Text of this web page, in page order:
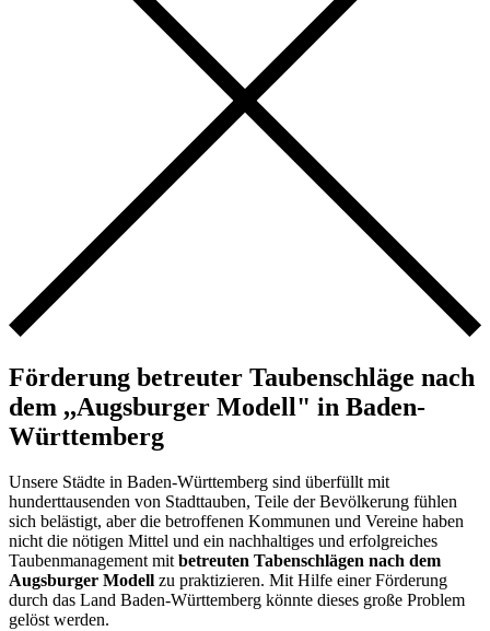
Förderung betreuter Taubenschläge nach
dem ,,Augsburger Modell" in Baden-
Württemberg
Unsere Städte in Baden-Württemberg sind überfüllt mit
hunderttausenden von Stadttauben, Teile der Bevölkerung fühlen
sich belästigt, aber die betroffenen Kommunen und Vereine haben
nicht die nötigen Mittel und ein nachhaltiges und erfolgreiches
Taubenmanagement mitbetreuten Tabenschlägen nach dem
Augsburger Modell zu praktizieren. Mit Hilfe einer Förderung
durch das Land Baden-Württemberg könnte dieses große Problem
gelöst werden.